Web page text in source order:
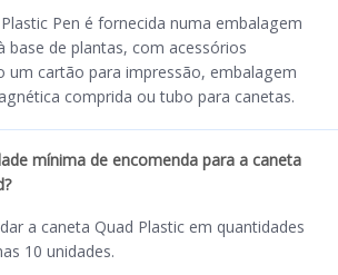
Pen é fornecida numa embalagem
base de plantas, com acessórios
um cartão para impressão, embalagem
comprida ou tubo para canetas.
mínima de encomenda para a caneta
a caneta Quad Plastic em quantidades
10 unidades.